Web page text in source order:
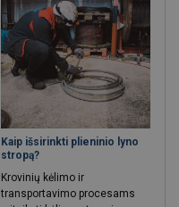
tam tikrais krovos darbais
sėkmingai susitvarko ir patys
darbuotojai, tačiau darbinėje
veikloje kasdien susiduriant
su itin sunkiomis
konstrukcijomis,
nestandartinių matmenų
kroviniais ir žmogaus galios
pagalba sunkiai pajudinamais
daiktais – krovinio judėjimo
procesai tampa tikru iššūkiu ir
kantrybės išbandymu.
Kaip išsirinkti plieninio lyno
stropą?
Krovinių kėlimo ir
transportavimo procesams